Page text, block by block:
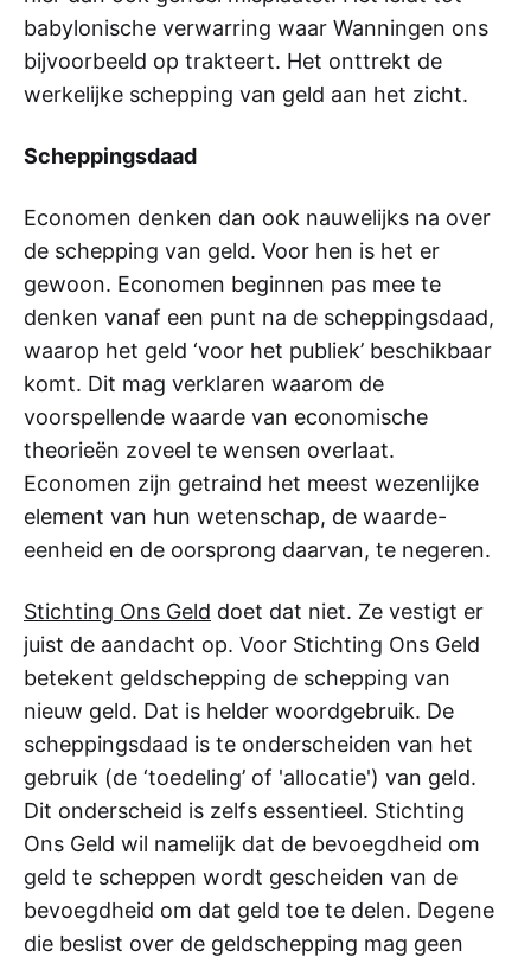
babylonische verwarring waar Wanningen ons
bijvoorbeeld op trakteert. Het onttrekt de
werkelijke schepping van geld aan het zicht.
Scheppingsdaad
Economen denken dan ook nauwelijks na over
de schepping van geld. Voor hen is het er
gewoon. Economen beginnen pas mee te
denken vanaf een punt na de scheppingsdaad,
waarop het geld ‘voor het publiek’ beschikbaar
komt. Dit mag verklaren waarom de
voorspellende waarde van economische
theorieën zoveel te wensen overlaat.
Economen zijn getraind het meest wezenlijke
element van hun wetenschap, de waarde-
eenheid en de oorsprong daarvan, te negeren.
Stichting Ons Geld doet dat niet. Ze vestigt er
juist de aandacht op. Voor Stichting Ons Geld
betekent geldschepping de schepping van
nieuw geld. Dat is helder woordgebruik. De
scheppingsdaad is te onderscheiden van het
gebruik (de ‘toedeling’ of 'allocatie') van geld.
Dit onderscheid is zelfs essentieel. Stichting
Ons Geld wil namelijk dat de bevoegdheid om
geld te scheppen wordt gescheiden van de
bevoegdheid om dat geld toe te delen. Degene
die beslist over de geldschepping mag geen